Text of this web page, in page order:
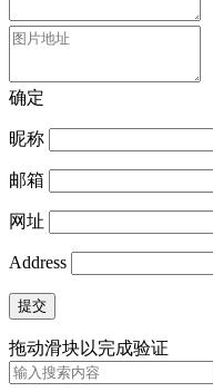
确定
昵称
邮箱
网址
Address
提交
拖动滑块以完成验证